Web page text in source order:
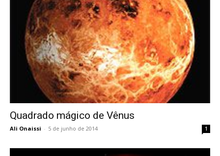
Quadrado mágico de Vênus
Ali Onaissi - 5 de junho de 2014 1